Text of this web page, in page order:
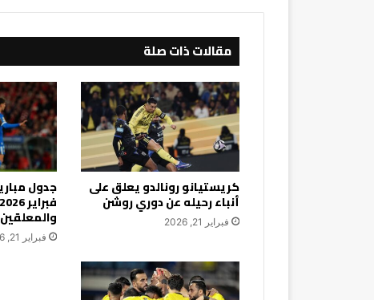
مقالات ذات صلة
كريستيانو رونالدو يعلق على
أنباء رحيله عن دوري روشن
فبراير 21, 2026 والمعلقين
فبراير 21, 2026